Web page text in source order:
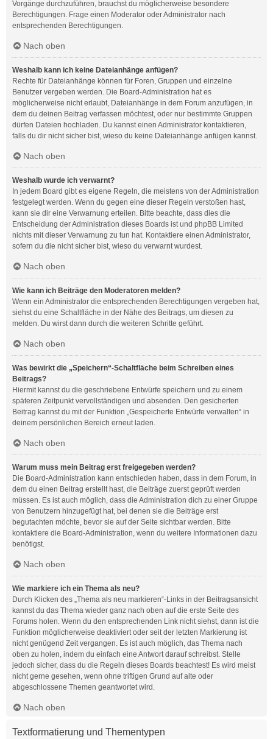
Vorgänge durchzuführen, brauchst du möglicherweise besondere
Berechtigungen. Frage einen Moderator oder Administrator nach
entsprechenden Berechtigungen.
Nach oben
Weshalb kann ich keine Dateianhänge anfügen?
Rechte für Dateianhänge können für Foren, Gruppen und einzelne
Benutzer vergeben werden. Die Board-Administration hat es
möglicherweise nicht erlaubt, Dateianhänge in dem Forum anzufügen, in
dem du deinen Beitrag verfassen möchtest, oder nur bestimmte Gruppen
dürfen Dateien hochladen. Du kannst einen Administrator kontaktieren,
falls du dir nicht sicher bist, wieso du keine Dateianhänge anfügen kannst.
Nach oben
Weshalb wurde ich verwarnt?
In jedem Board gibt es eigene Regeln, die meistens von der Administration
festgelegt werden. Wenn du gegen eine dieser Regeln verstoßen hast,
kann sie dir eine Verwarnung erteilen. Bitte beachte, dass dies die
Entscheidung der Administration dieses Boards ist und phpBB Limited
nichts mit dieser Verwarnung zu tun hat. Kontaktiere einen Administrator,
sofern du die nicht sicher bist, wieso du verwarnt wurdest.
Nach oben
Wie kann ich Beiträge den Moderatoren melden?
Wenn ein Administrator die entsprechenden Berechtigungen vergeben hat,
siehst du eine Schaltfläche in der Nähe des Beitrags, um diesen zu
melden. Du wirst dann durch die weiteren Schritte geführt.
Nach oben
Was bewirkt die „Speichern“-Schaltfläche beim Schreiben eines
Beitrags?
Hiermit kannst du die geschriebene Entwürfe speichern und zu einem
späteren Zeitpunkt vervollständigen und absenden. Den gesicherten
Beitrag kannst du mit der Funktion „Gespeicherte Entwürfe verwalten“ in
deinem persönlichen Bereich erneut laden.
Nach oben
Warum muss mein Beitrag erst freigegeben werden?
Die Board-Administration kann entschieden haben, dass in dem Forum, in
dem du einen Beitrag erstellt hast, die Beiträge zuerst geprüft werden
müssen. Es ist auch möglich, dass die Administration dich zu einer Gruppe
von Benutzern hinzugefügt hat, bei denen sie die Beiträge erst
begutachten möchte, bevor sie auf der Seite sichtbar werden. Bitte
kontaktiere die Board-Administration, wenn du weitere Informationen dazu
benötigst.
Nach oben
Wie markiere ich ein Thema als neu?
Durch Klicken des „Thema als neu markieren“-Links in der Beitragsansicht
kannst du das Thema wieder ganz nach oben auf die erste Seite des
Forums holen. Wenn du den entsprechenden Link nicht siehst, dann ist die
Funktion möglicherweise deaktiviert oder seit der letzten Markierung ist
nicht genügend Zeit vergangen. Es ist auch möglich, das Thema nach
oben zu holen, indem du einfach eine Antwort darauf schreibst. Stelle
jedoch sicher, dass du die Regeln dieses Boards beachtest! Es wird meist
nicht gerne gesehen, wenn ohne triftigen Grund auf alte oder
abgeschlossene Themen geantwortet wird.
Nach oben
Textformatierung und Thementypen